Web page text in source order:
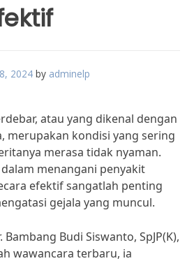
2024 by adminelp
atau yang dikenal dengan
merupakan kondisi yang sering
merasa tidak nyaman.
menangani penyakit
efektif sangatlah penting
gejala yang muncul.
Budi Siswanto, SpJP(K),
wawancara terbaru, ia